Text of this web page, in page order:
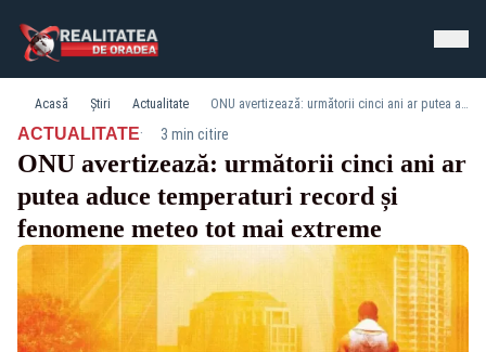
Acasă Știri Actualitate ONU avertizează: următorii cinci ani ar putea aduce temperaturi record și fenomene meteo tot mai extreme
ACTUALITATE· 3 min citire
ONU avertizează: următorii cinci ani ar
putea aduce temperaturi record și
fenomene meteo tot mai extreme